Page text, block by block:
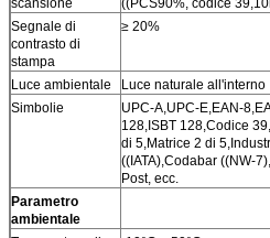
scansione
((PCS90%, codice
Segnale di
contrasto di
stampa
≥ 20%
Luce ambientale
Luce naturale all'interno
Simbolie
UPC-A,UPC-E,EAN-
128,ISBT 128,Codice
di 5,Matrice 2 di
((IATA),Codabar ((NW-
Post, ecc.
Parametro
ambientale